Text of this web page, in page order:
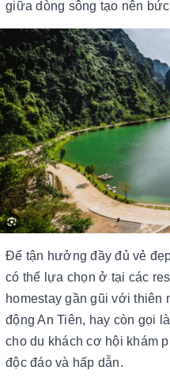
giữa dòng sông tạo nên
Để tận hưởng đầy đủ vẻ
có thể lựa chọn ở tại các
homestay gần gũi với thiên
động An Tiên, hay còn gọi
cho du khách cơ hội khám
độc đáo và hấp dẫn.